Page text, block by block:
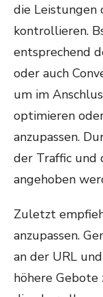
die Leistungen
kontrollieren.
entsprechend
oder auch
um im
optimieren
anzupassen.
der Traffic und
angehoben
Zuletzt
anzupassen.
an der URL
höhere